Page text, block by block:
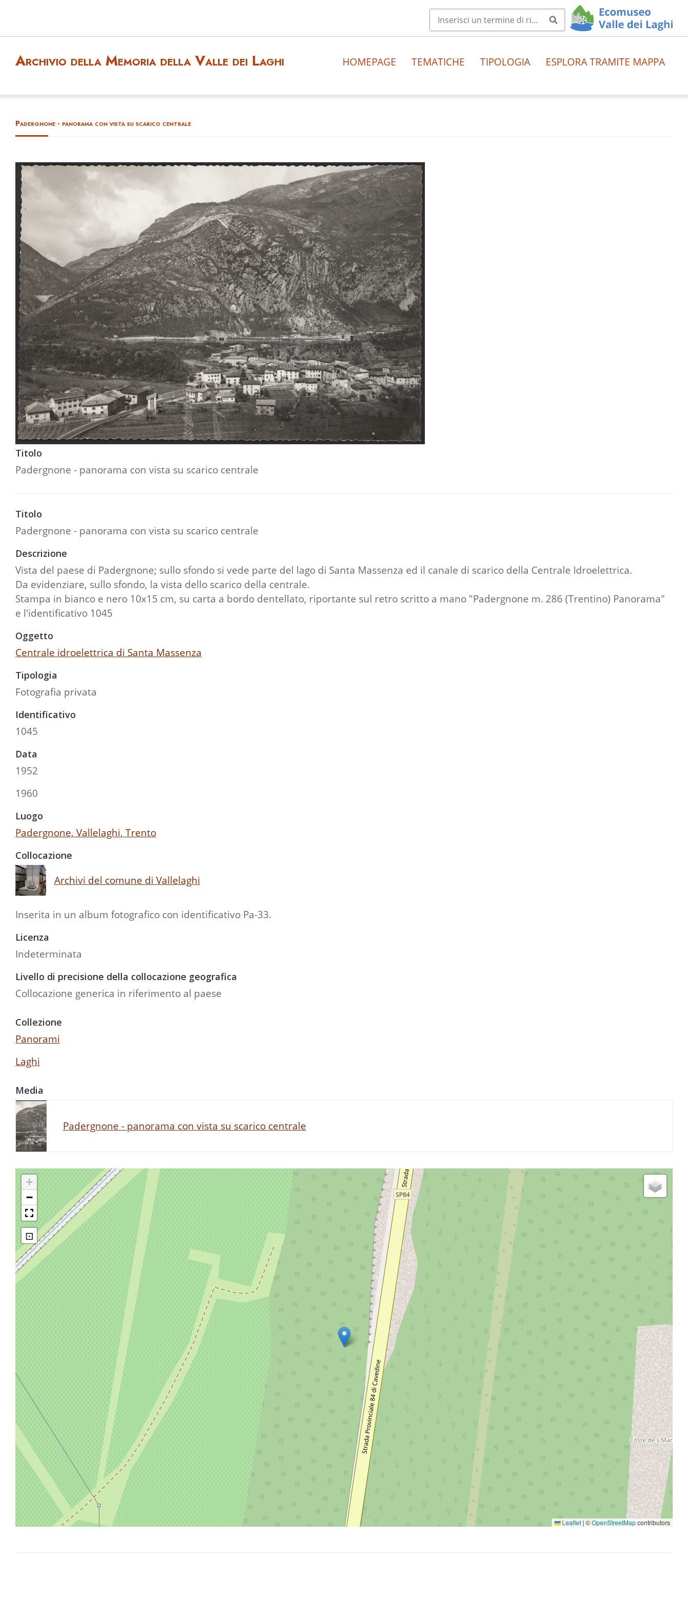
Archivio della Memoria della Valle dei Laghi HOMEPAGE TEMATICHE TIPOLOGIA ESPLORA TRAMITE MAPPA
Padergnone - panorama con vista su scarico centrale
Titolo
Padergnone - panorama con vista su scarico centrale
Titolo
Padergnone - panorama con vista su scarico centrale
Descrizione
Vista del paese di Padergnone; sullo sfondo si vede parte del lago di Santa Massenza ed il canale di scarico della Centrale Idroelettrica.
Da evidenziare, sullo sfondo, la vista dello scarico della centrale.
Stampa in bianco e nero 10x15 cm, su carta a bordo dentellato, riportante sul retro scritto a mano "Padergnone m. 286 (Trentino) Panorama"
e l'identificativo 1045
Oggetto
Centrale idroelettrica di Santa Massenza
Tipologia
Fotografia privata
Identificativo
1045
Data
1952
1960
Luogo
Padergnone, Vallelaghi, Trento
Collocazione
Archivi del comune di Vallelaghi
Inserita in un album fotografico con identificativo Pa-33.
Licenza
Indeterminata
Livello di precisione della collocazione geografica
Collocazione generica in riferimento al paese
Collezione
Panorami
Laghi
Media
Padergnone - panorama con vista su scarico centrale
+
−
⊡
Leaflet | ©OpenStreetMapcontributors